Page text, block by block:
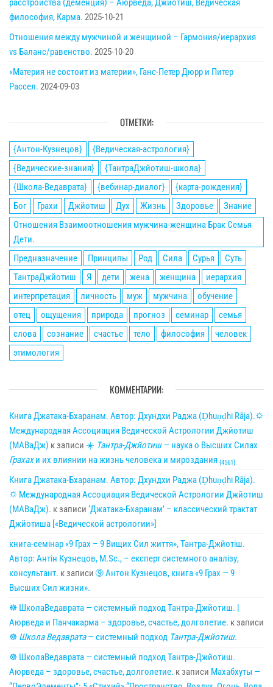
расстройства (деменция) – Аюрведа, Джйотиш, Ведическая
философия, Карма. 2025-10-21
Отношения между мужчиной и женщиной – Гармония/иерархия
vs Баланс/равенство. 2025-10-20
«Материя не состоит из материи», Ганс-Петер Дюрр и Питер
Рассел. 2024-09-03
ОТМЕТКИ:
{Антон-Кузнецов}
{Ведическая-астрология}
{Ведические-знания}
{ТантраДжйотиш-школа}
{Школа-Ведаврата}
{вебинар-диалог}
{карта-рождения}
Бог
Грахи Джйотиш Дух Жизнь Здоровье
Знание
Отношения Взаимоотношения мужчина-женщина Брак Семья
Дети.
Предназначение
Принципы Род Сила Сурья
Суть
ТантраДжйотиш
Я дети жена женщина
иерархия
интерпретация
личность муж мужчина
обучение
отец
ощущения природа прогноз семинар
семья
слова
сознание счастье тело философия
человек
этимология
КОММЕНТАРИИ:
Книга Джатака-Бхаранам. Автор: Дхундхи Раджа (Ḍhuṇḍhi Rāja).🌣
Международная Ассоциация Ведической Астрологии Джйотиш
(МАВаДж) к записи ☀ Тантра-Джйотиш— наука о Высших Силах
Грахахи их влиянии на жизнь человека и мироздания {4561}
Книга Джатака-Бхаранам. Автор: Дхундхи Раджа (Ḍhuṇḍhi Rāja).
🌣 Международная Ассоциация Ведической Астрологии Джйотиш
(МАВаДж). к записи ‘Джатака-Бхаранам’ – классический трактат
Джйотиша [«Ведической астрологии»]
книга-семінар «9 Грах – 9 Вищих Сил життя», Тантра-Джйотіш.
Автор: Антін Кузнецов, M.Sc., – експерт системного аналізу,
консультант. к записи ➈ Антон Кузнецов, книга «9 Грах — 9
Высших Сил жизни».
☸ ШколаВедаврата — системный подход Тантра-Джйотиш. |
Аюрведа и Панчакарма – здоровье, счастье, долголетие. к записи
☸ Школа Ведаврата— системный подход Тантра-Джйотиш.
☸ ШколаВедаврата — системный подход Тантра-Джйотиш.
Аюрведа – здоровье, счастье, долголетие. к записи Махабхуты —